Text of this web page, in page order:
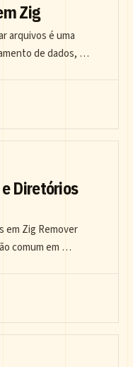
Zig
arquivos é uma
de dados, …
Diretórios
em Zig Remover
comum em …